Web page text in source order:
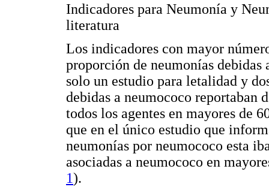
Indicadores para Neumonía y
literatura
Los indicadores con mayor
proporción de neumonías debidas
solo un estudio para letalidad y
debidas a neumococo reportaban
todos los agentes en mayores de
que en el único estudio que
neumonías por neumococo esta
asociadas a neumococo en
1).